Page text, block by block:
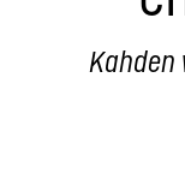
Kahden